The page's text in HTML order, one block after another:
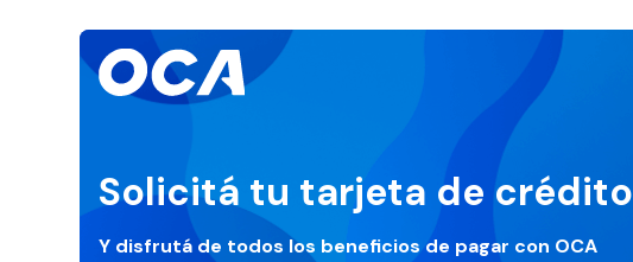
Solicitá tu tarjeta de crédito
Y disfrutá de todos los beneficios de pagar con OCA